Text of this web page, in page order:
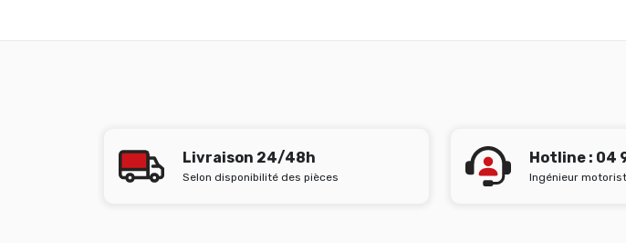
Livraison 24/48h
Selon disponibilité des pièces
Hotline : 04
Ingénieur